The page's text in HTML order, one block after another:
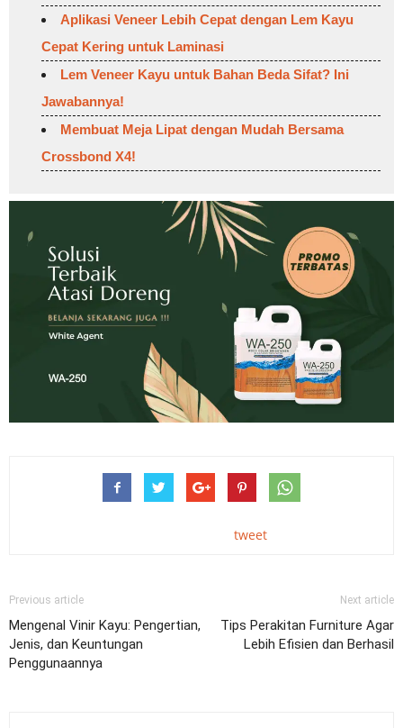
Aplikasi Veneer Lebih Cepat dengan Lem Kayu
Cepat Kering untuk Laminasi
Lem Veneer Kayu untuk Bahan Beda Sifat? Ini
Jawabannya!
Membuat Meja Lipat dengan Mudah Bersama
Crossbond X4!
tweet
Previous article
Mengenal Vinir Kayu: Pengertian,
Jenis, dan Keuntungan
Penggunaannya
Next article
Tips Perakitan Furniture Agar
Lebih Efisien dan Berhasil